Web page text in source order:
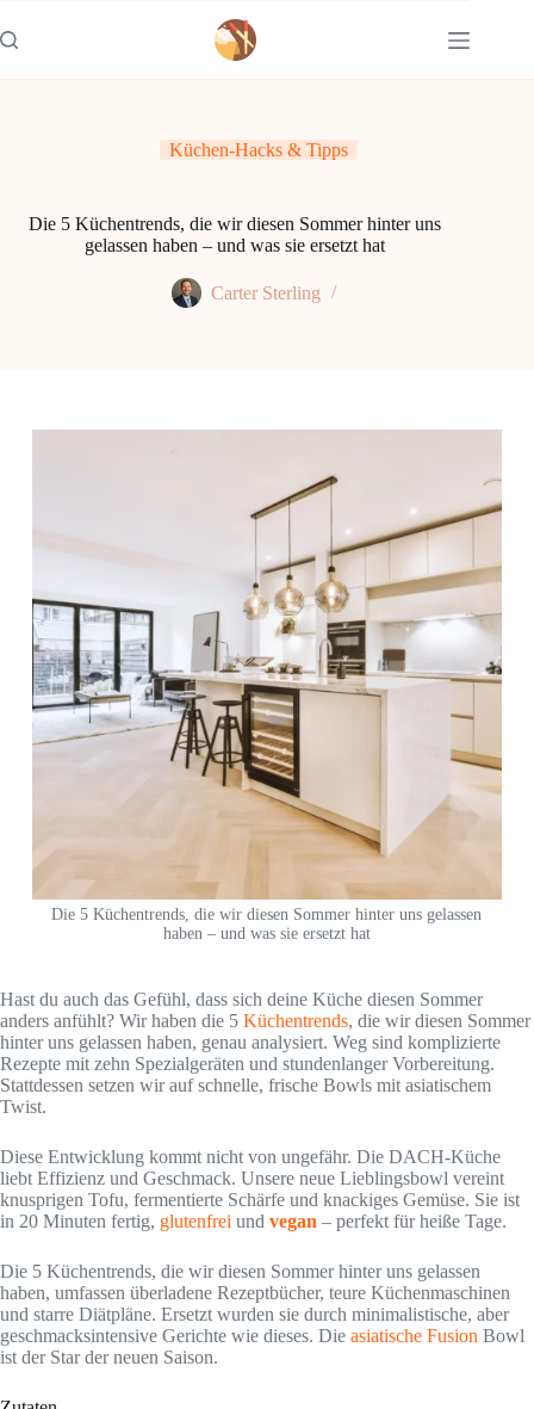
Inhalt
springen
Küchen-Hacks & Tipps
Die 5 Küchentrends, die wir diesen Sommer hinter uns
gelassen haben – und was sie ersetzt hat
Carter Sterling
Die 5 Küchentrends, die wir diesen Sommer hinter uns gelassen
haben – und was sie ersetzt hat
Hast du auch das Gefühl, dass sich deine Küche diesen Sommer
anders anfühlt? Wir haben die 5 Küchentrends, die wir diesen Sommer
hinter uns gelassen haben, genau analysiert. Weg sind komplizierte
Rezepte mit zehn Spezialgeräten und stundenlanger Vorbereitung.
Stattdessen setzen wir auf schnelle, frische Bowls mit asiatischem
Twist.
Diese Entwicklung kommt nicht von ungefähr. Die DACH-Küche
liebt Effizienz und Geschmack. Unsere neue Lieblingsbowl vereint
knusprigen Tofu, fermentierte Schärfe und knackiges Gemüse. Sie ist
in 20 Minuten fertig, glutenfrei und vegan – perfekt für heiße Tage.
Die 5 Küchentrends, die wir diesen Sommer hinter uns gelassen
haben, umfassen überladene Rezeptbücher, teure Küchenmaschinen
und starre Diätpläne. Ersetzt wurden sie durch minimalistische, aber
geschmacksintensive Gerichte wie dieses. Die asiatische Fusion Bowl
ist der Star der neuen Saison.